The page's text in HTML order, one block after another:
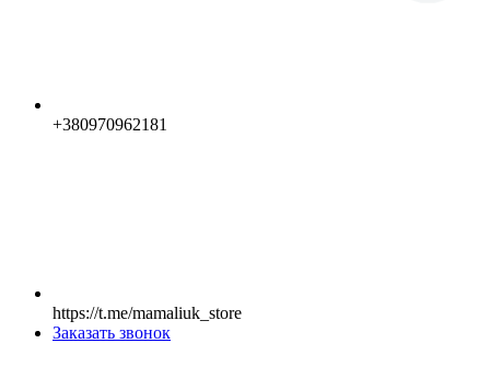
+380970962181
https://t.me/mamaliuk_store
Заказать звонок